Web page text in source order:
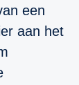
een
aan het